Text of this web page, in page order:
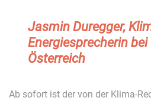
Jasmin Duregger,
Energiesprecherin bei
Österreich
Ab sofort ist der von der Klima-